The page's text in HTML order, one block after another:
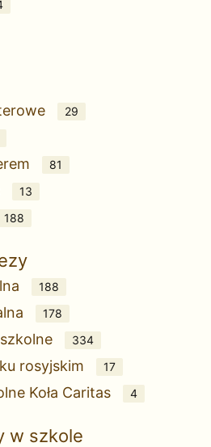
29
81
13
188
188
178
334
rosyjskim 17
Koła Caritas 4
w szkole